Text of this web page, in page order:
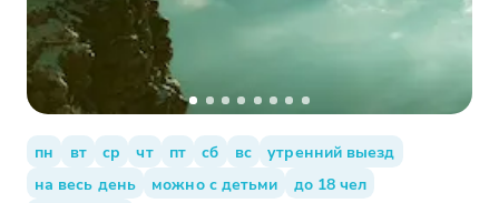
пн вт ср чт пт сб вс
утренний выезд
на весь день
можно с детьми
до 18 чел